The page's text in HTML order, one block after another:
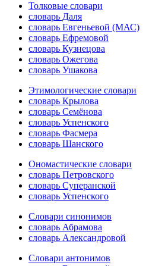
Толковые словари
словарь Даля
словарь Евгеньевой (МАС)
словарь Ефремовой
словарь Кузнецова
словарь Ожегова
словарь Ушакова
Этимологические словари
словарь Крылова
словарь Семёнова
словарь Успенского
словарь Фасмера
словарь Шанского
Ономастические словари
словарь Петровского
словарь Суперанской
словарь Успенского
Словари синонимов
словарь Абрамова
словарь Александровой
Словари антонимов